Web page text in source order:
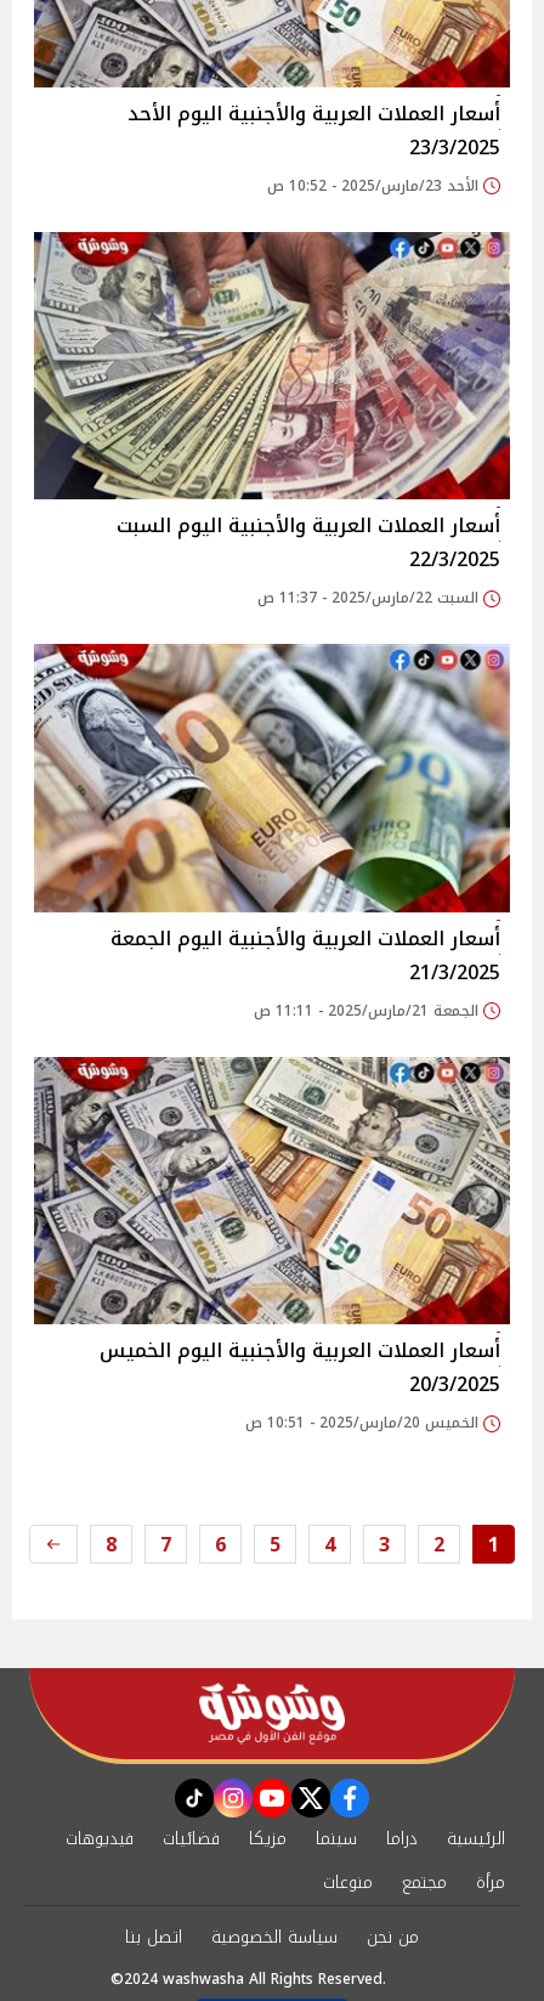
أسعار العملات العربية والأجنبية اليوم الأحد
23/3/2025
الأحد 23/مارس/2025 - 10:52 ص
أسعار العملات العربية والأجنبية اليوم السبت
22/3/2025
السبت 22/مارس/2025 - 11:37 ص
أسعار العملات العربية والأجنبية اليوم الجمعة
21/3/2025
الجمعة 21/مارس/2025 - 11:11 ص
أسعار العملات العربية والأجنبية اليوم الخميس
20/3/2025
الخميس 20/مارس/2025 - 10:51 ص
1
2
3
4
5
6
7
8
facebook
twitter
youtube
instagram
tiktok
الرئيسية دراما سينما مزيكا فضائيات
فيديوهات
مرأة
مجتمع
منوعات
من نحن
سياسة الخصوصية اتصل بنا
©2024 washwasha All Rights Reserved.